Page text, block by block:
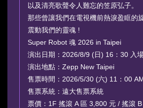
以及清亮歌聲令人難忘的笠原弘子。
那些曾讓我們在電視機前熱淚盈眶的
震動我們的靈魂 !
Super Robot 魂 2026 in Taipei
演出日期：2026/8/9 (日) 16：30 入
演出地點：Zepp New Taipei
售票時間：2026/5/30 (六) 11：00
售票系統：遠大售票系統
票價：1F 搖滾 A 區 3,800 元 / 搖滾